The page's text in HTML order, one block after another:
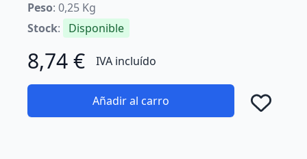
Peso: 0,25 Kg
Stock: Disponible
8,74 € IVA incluído
Añadir al carro